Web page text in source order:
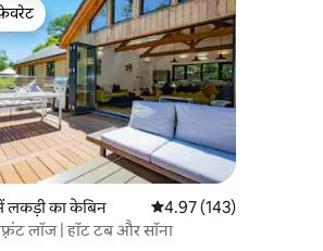
लकड़ी का केबिन औसत रेटिंग 5 में से 4.97,
4.97 (143)
लॉज | हॉट टब और सॉना